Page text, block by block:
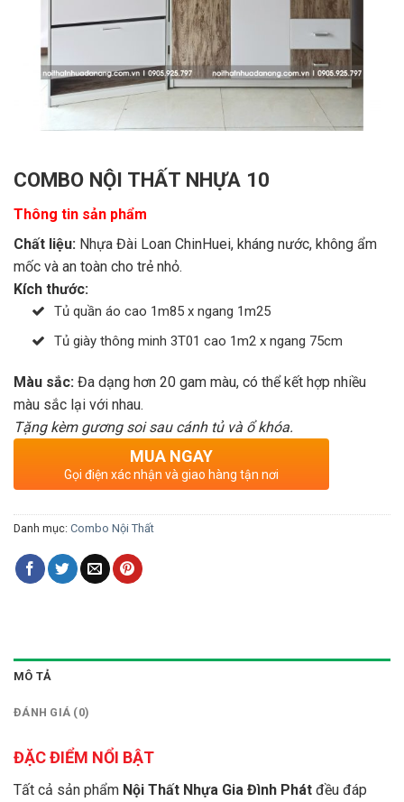
COMBO NỘI THẤT NHỰA 10
Thông tin sản phẩm
Chất liệu: Nhựa Đài Loan ChinHuei, kháng nước, không ẩm
mốc và an toàn cho trẻ nhỏ.
Kích thước:
Tủ quần áo cao 1m85 x ngang 1m25
Tủ giày thông minh 3T01 cao 1m2 x ngang 75cm
Màu sắc: Đa dạng hơn 20 gam màu, có thể kết hợp nhiều
màu sắc lại với nhau.
Tặng kèm gương soi sau cánh tủ và ổ khóa.
MUA NGAY
Gọi điện xác nhận và giao hàng tận nơi
Danh mục: Combo Nội Thất
MÔ TẢ
ĐÁNH GIÁ (0)
ĐẶC ĐIỂM NỔI BẬT
Tất cả sản phẩm Nội Thất Nhựa Gia Đình Phát đều đáp